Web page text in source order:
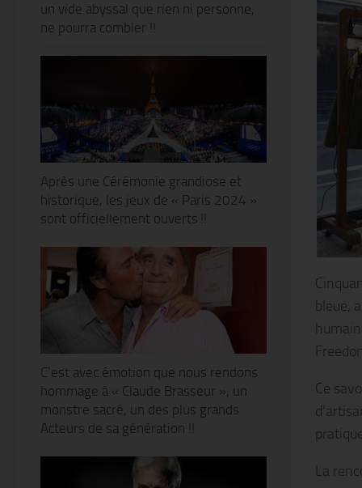
bleue,
Ce
La
un vide abyssal que rien ni personne,
ne pourra combler !!
Après une Cérémonie grandiose et
historique, les jeux de « Paris 2024 »
sont officiellement ouverts !!
C’est avec émotion que nous rendons
hommage à « Claude Brasseur », un
monstre sacré, un des plus grands
Acteurs de sa génération !!